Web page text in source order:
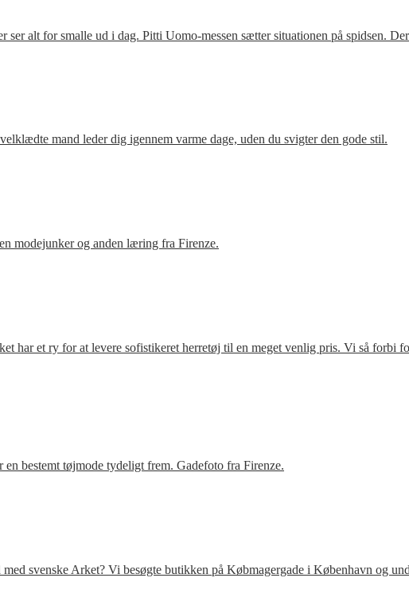
ser alt for smalle ud i dag. Pitti Uomo-messen sætter situationen på spidsen.
mand leder dig igennem varme dage, uden du svigter den gode stil.
modejunker og anden læring fra Firenze.
har et ry for at levere sofistikeret herretøj til en meget venlig pris. Vi så forbi
bestemt tøjmode tydeligt frem. Gadefoto fra Firenze.
svenske Arket? Vi besøgte butikken på Købmagergade i København og